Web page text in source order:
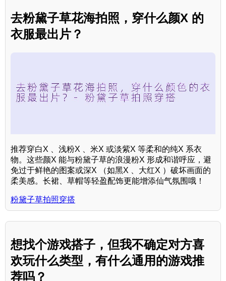
去粉黛子草花海拍照，穿什么颜X 的
衣服最出片？
推荐穿白X 、浅粉X 、米X 或淡紫X 等柔和的纯X 系衣
物。这些颜X 能与粉黛子草的浪漫粉X 形成和谐呼应，避
免过于鲜艳的图案或深X （如黑X 、大红X ）破坏画面的
柔美感。长裙、草帽等轻盈配饰更能增添仙气氛围哦！
粉黛子草拍照穿搭
想找个游戏搭子，但我不确定对方喜
欢玩什么类型，有什么通用的游戏推
荐吗？